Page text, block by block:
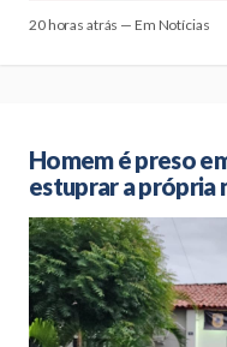
20 horas atrás — Em Notícias
Homem é preso
estuprar a própria